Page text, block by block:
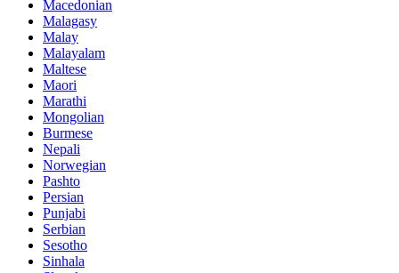
Macedonian
Malagasy
Malay
Malayalam
Maltese
Maori
Marathi
Mongolian
Burmese
Nepali
Norwegian
Pashto
Persian
Punjabi
Serbian
Sesotho
Sinhala